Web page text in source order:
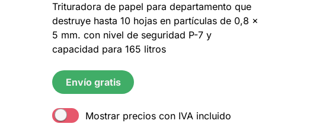
Trituradora de papel para departamento que
destruye hasta 10 hojas en partículas de 0,8 x
5 mm. con nivel de seguridad P-7 y
capacidad para 165 litros
Envío gratis
Mostrar precios con IVA incluido